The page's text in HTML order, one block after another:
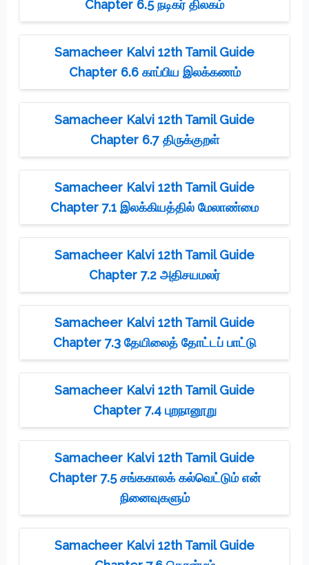
Chapter 6.5 நடிகர் திலகம்
Samacheer Kalvi 12th Tamil Guide
Chapter 6.6 காப்பிய இலக்கணம்
Samacheer Kalvi 12th Tamil Guide
Chapter 6.7 திருக்குறள்
Samacheer Kalvi 12th Tamil Guide
Chapter 7.1 இலக்கியத்தில் மேலாண்மை
Samacheer Kalvi 12th Tamil Guide
Chapter 7.2 அதிசயமலர்
Samacheer Kalvi 12th Tamil Guide
Chapter 7.3 தேயிலைத் தோட்டப் பாட்டு
Samacheer Kalvi 12th Tamil Guide
Chapter 7.4 புறநானூறு
Samacheer Kalvi 12th Tamil Guide
Chapter 7.5 சங்ககாலக் கல்வெட்டும் என்
நினைவுகளும்
Samacheer Kalvi 12th Tamil Guide